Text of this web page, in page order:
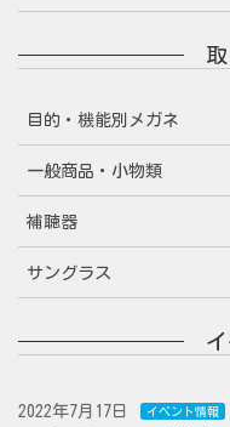
目的・機能別メガネ
一般商品・小物類
補聴器
サングラス
2022年7月17日 イベント情報